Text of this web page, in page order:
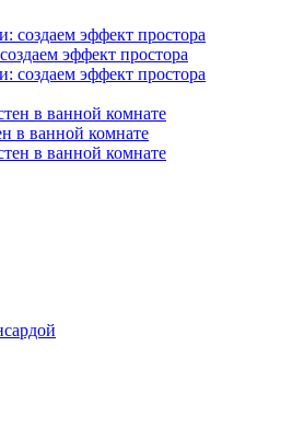
эффект простора
в ванной комнате